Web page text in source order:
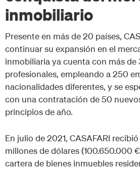
inmobiliario
Presente en más de 20 países,
continuar su expansión en el
inmobiliaria ya cuenta con más
profesionales, empleando a 250
nacionalidades diferentes, y se
con una contratación de 50
principios de año.
En julio de 2021, CASAFARI
millones de dólares (100.650.000
cartera de bienes inmuebles